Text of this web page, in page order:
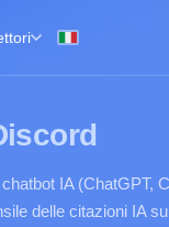
IA (ChatGPT,
delle citazioni IA